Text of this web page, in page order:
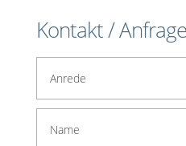
Kon­takt / Anfra­ge